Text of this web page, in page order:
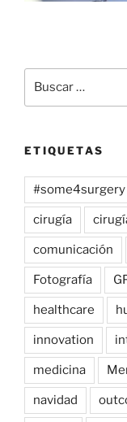
por:
ETIQUETAS
#some4surgery
cirugía
comunicación
Fotografía
healthcare
innovation
medicina
navidad